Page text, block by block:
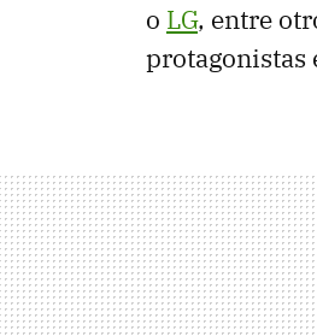
o LG, entre
protagonistas